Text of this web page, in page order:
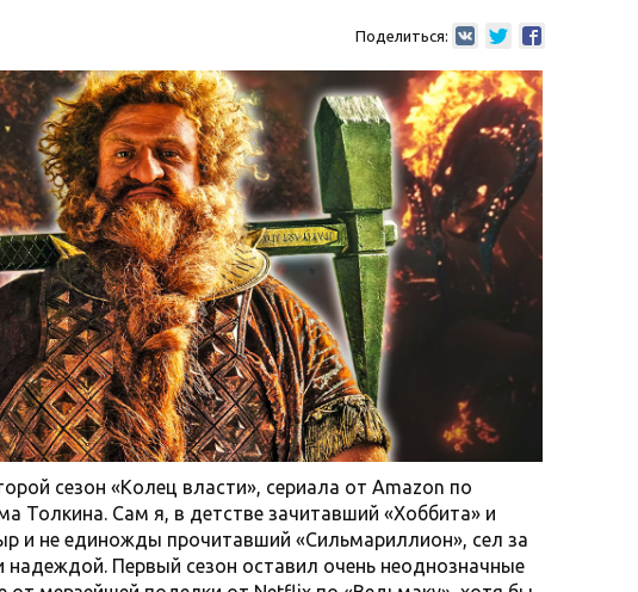
Поделиться:
сезон «Колец власти», сериала от Amazon по
Толкина. Сам я, в детстве зачитавший «Хоббита» и
и не единожды прочитавший «Сильмариллион», сел за
надеждой. Первый сезон оставил очень неоднозначные